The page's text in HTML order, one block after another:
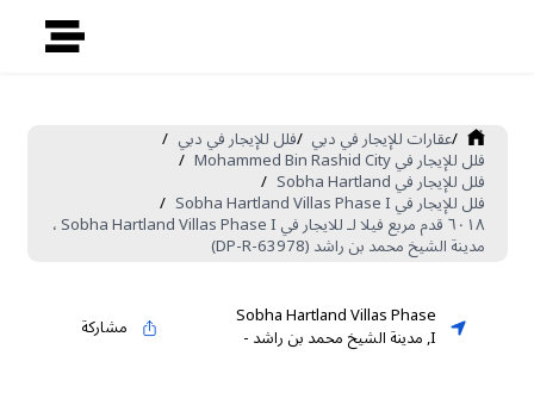
/عقارات للإيجار في دبي /فلل للإيجار في دبي /
فلل للإيجار في Mohammed Bin Rashid City /
فلل للإيجار في Sobha Hartland /
فلل للإيجار في Sobha Hartland Villas Phase I /
٦٠١٨ قدم مربع فيلا لـ للايجار في Sobha Hartland Villas Phase I ،
مدينة الشيخ محمد بن راشد (DP-R-63978)
Sobha Hartland Villas Phase
I
,مدينة الشيخ محمد بن راشد- مشاركة